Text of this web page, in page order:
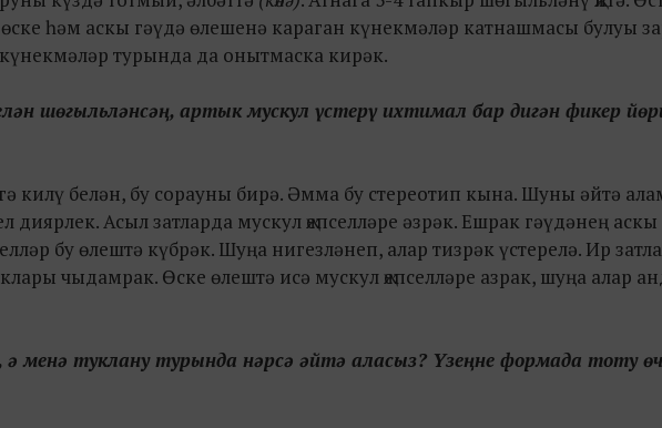
һәм аскы гәүдә өлешенә караган күнекмәләр катнашмасы булуы
турында да онытмаска кирәк.
шөгыльләнсәң, артык мускул үстерү ихтимал бар дигән фикер
килү белән, бу сорауны бирә. Әмма бу стереотип кына. Шуны әйтә
диярлек. Асыл затларда мускул җепселләре әзрәк. Ешрак гәүдәнең
бу өлештә күбрәк. Шуңа нигезләнеп, алар тизрәк үстерелә. Ир
чыдамрак. Өске өлештә исә мускул җепселләре азрак, шуңа алар
ә менә туклану турында нәрсә әйтә аласыз? Үзеңне формада тоту